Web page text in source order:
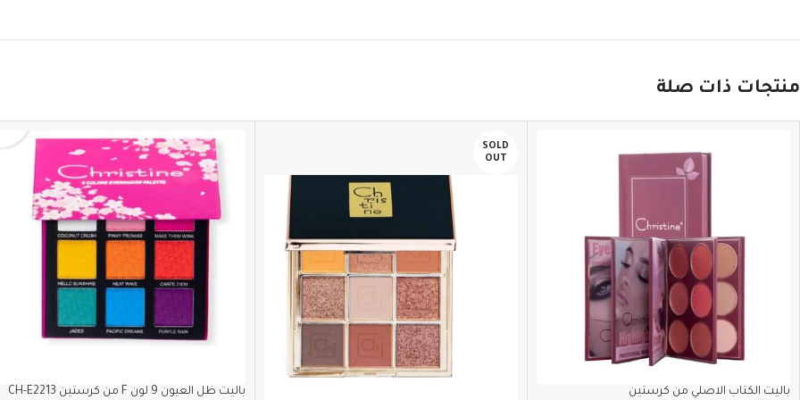
منتجات ذات صلة
باليت الكتاب الاصلي من كرستين
SOLD
OUT
باليت ظل العيون 9 لون F من كرستين CH-E2213